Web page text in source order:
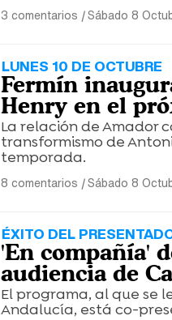
3 comentarios |Sábado 8
LUNES 10 DE OCTUBRE
Fermín
Henry en el
La relación de Amador
transformismo de
temporada.
8 comentarios |Sábado 8
ÉXITO DEL
'En compañía'
audiencia de
El programa, al que se
Andalucía, está co-